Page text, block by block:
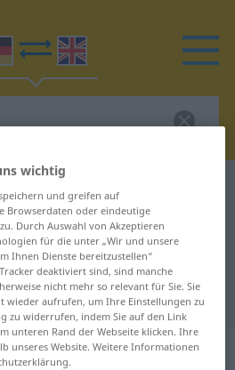
Grundbau
Übersetzung für
Übersetzung
: Maskulinum
wichtig
und greifen auf
Browserdaten oder eindeutige
Durch Auswahl von Akzeptieren
für die unter „Wir und unsere
Ihnen Dienste bereitzustellen“
deaktiviert sind, sind manche
nicht mehr so relevant für Sie. Sie
wieder aufrufen, um Ihre Einstellungen zu
zu widerrufen, indem Sie auf den Link
unteren Rand der Webseite klicken. Ihre
unseres Website. Weitere Informationen